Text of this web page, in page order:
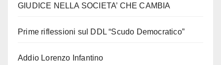
GIUDICE NELLA SOCIETA’ CHE CAMBIA
Prime riflessioni sul DDL “Scudo Democratico”
Addio Lorenzo Infantino